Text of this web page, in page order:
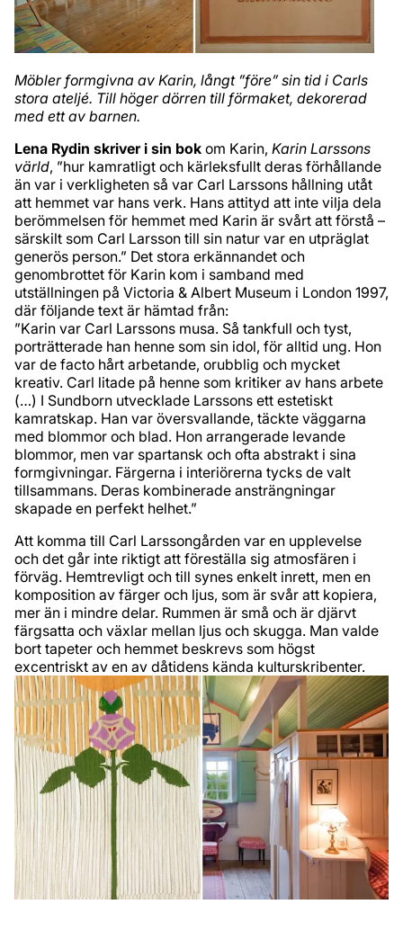
Möbler formgivna av Karin, långt ”före” sin tid i Carls
stora ateljé. Till höger dörren till förmaket, dekorerad
med ett av barnen.
Lena Rydin skriver i sin bok om Karin, Karin Larssons
värld, ”hur kamratligt och kärleksfullt deras förhållande
än var i verkligheten så var Carl Larssons hållning utåt
att hemmet var hans verk. Hans attityd att inte vilja dela
berömmelsen för hemmet med Karin är svårt att förstå –
särskilt som Carl Larsson till sin natur var en utpräglat
generös person.” Det stora erkännandet och
genombrottet för Karin kom i samband med
utställningen på Victoria & Albert Museum i London 1997,
där följande text är hämtad från:
”Karin var Carl Larssons musa. Så tankfull och tyst,
porträtterade han henne som sin idol, för alltid ung. Hon
var de facto hårt arbetande, orubblig och mycket
kreativ. Carl litade på henne som kritiker av hans arbete
(…) I Sundborn utvecklade Larssons ett estetiskt
kamratskap. Han var översvallande, täckte väggarna
med blommor och blad. Hon arrangerade levande
blommor, men var spartansk och ofta abstrakt i sina
formgivningar. Färgerna i interiörerna tycks de valt
tillsammans. Deras kombinerade ansträngningar
skapade en perfekt helhet.”
Att komma till Carl Larssongården var en upplevelse
och det går inte riktigt att föreställa sig atmosfären i
förväg. Hemtrevligt och till synes enkelt inrett, men en
komposition av färger och ljus, som är svår att kopiera,
mer än i mindre delar. Rummen är små och är djärvt
färgsatta och växlar mellan ljus och skugga. Man valde
bort tapeter och hemmet beskrevs som högst
excentriskt av en av dåtidens kända kulturskribenter.